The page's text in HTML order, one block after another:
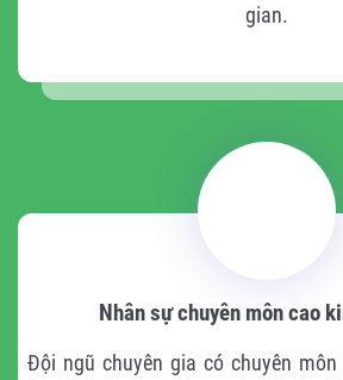
gian.
Nhân sự chuyên môn cao
Đội ngũ chuyên gia có chuyên